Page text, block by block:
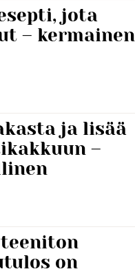
jota
– kermainen
ja lisää
–
on